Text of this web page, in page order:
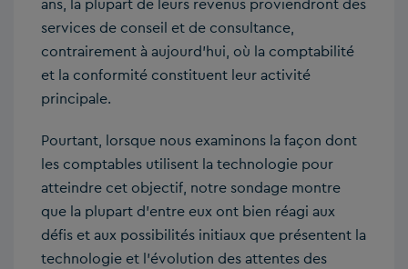
services de conseil et de consultance,
contrairement à aujourd’hui, où la comptabilité
et la conformité constituent leur activité
principale.
Pourtant, lorsque nous examinons la façon dont
les comptables utilisent la technologie pour
atteindre cet objectif, notre sondage montre
que la plupart d’entre eux ont bien réagi aux
défis et aux possibilités initiaux que présentent la
technologie et l’évolution des attentes des